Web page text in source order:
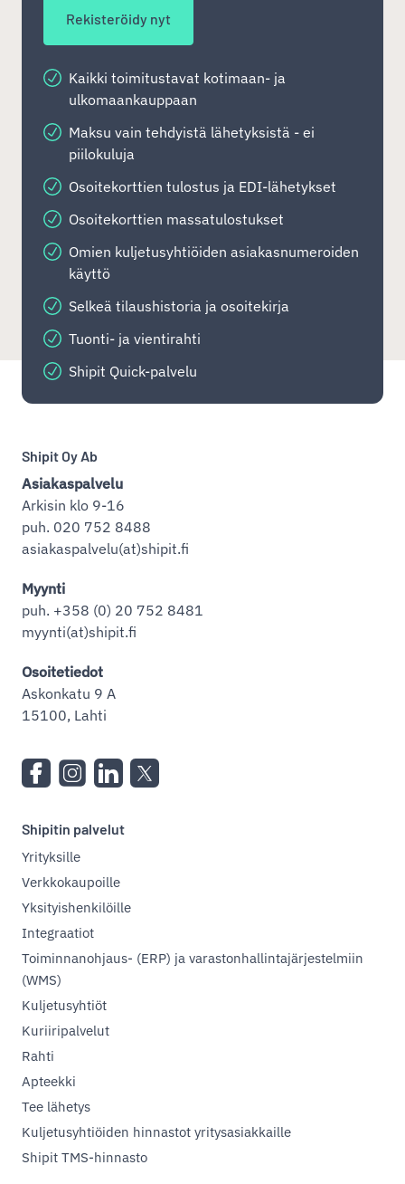
Rekisteröidy nyt
Kaikki toimitustavat kotimaan- ja
ulkomaankauppaan
Maksu vain tehdyistä lähetyksistä - ei
piilokuluja
Osoitekorttien tulostus ja EDI-lähetykset
Osoitekorttien massatulostukset
Omien kuljetusyhtiöiden asiakasnumeroiden
käyttö
Selkeä tilaushistoria ja osoitekirja
Tuonti- ja vientirahti
Shipit Quick-palvelu
Shipit Oy Ab
Asiakaspalvelu
Arkisin klo 9-16
puh. 020 752 8488
asiakaspalvelu(at)shipit.fi
Myynti
puh. +358 (0) 20 752 8481
myynti(at)shipit.fi
Osoitetiedot
Askonkatu 9 A
15100, Lahti
Shipitin palvelut
Yrityksille
Verkkokaupoille
Yksityishenkilöille
Integraatiot
Toiminnanohjaus- (ERP) ja varastonhallintajärjestelmiin
(WMS)
Kuljetusyhtiöt
Kuriiripalvelut
Rahti
Apteekki
Tee lähetys
Kuljetusyhtiöiden hinnastot yritysasiakkaille
Shipit TMS-hinnasto